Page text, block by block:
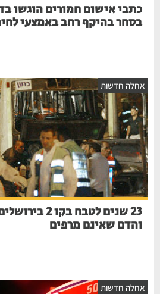
בסחר בהיקף רחב באמצעי
אחלה חדשות
23 שנים לטבח
והדם שאינם מרפים
אחלה חדשות